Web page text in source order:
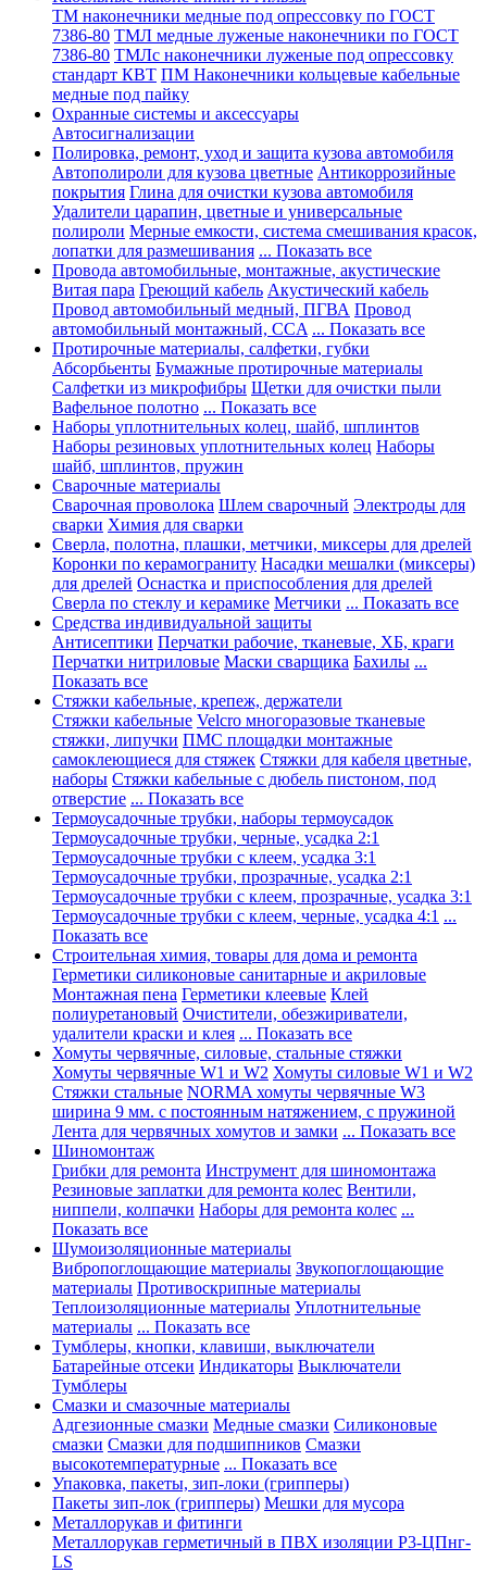
ТМ наконечники медные под опрессовку по ГОСТ
7386-80 ТМЛ медные луженые наконечники по ГОСТ
7386-80 ТМЛс наконечники луженые под опрессовку
стандарт КВТ ПМ Наконечники кольцевые кабельные
медные под пайку
Охранные системы и аксессуары
Автосигнализации
Полировка, ремонт, уход и защита кузова автомобиля
Автополироли для кузова цветные Антикоррозийные
покрытия Глина для очистки кузова автомобиля
Удалители царапин, цветные и универсальные
полироли Мерные емкости, система смешивания красок,
лопатки для размешивания ... Показать все
Провода автомобильные, монтажные, акустические
Витая пара Греющий кабель Акустический кабель
Провод автомобильный медный, ПГВА Провод
автомобильный монтажный, CCA ... Показать все
Протирочные материалы, салфетки, губки
Абсорбьенты Бумажные протирочные материалы
Салфетки из микрофибры Щетки для очистки пыли
Вафельное полотно ... Показать все
Наборы уплотнительных колец, шайб, шплинтов
Наборы резиновых уплотнительных колец Наборы
шайб, шплинтов, пружин
Сварочные материалы
Сварочная проволока Шлем сварочный Электроды для
сварки Химия для сварки
Сверла, полотна, плашки, метчики, миксеры для дрелей
Коронки по керамограниту Насадки мешалки (миксеры)
для дрелей Оснастка и приспособления для дрелей
Сверла по стеклу и керамике Метчики ... Показать все
Средства индивидуальной защиты
Антисептики Перчатки рабочие, тканевые, ХБ, краги
Перчатки нитриловые Маски сварщика Бахилы ...
Показать все
Стяжки кабельные, крепеж, держатели
Стяжки кабельные Velcro многоразовые тканевые
стяжки, липучки ПМС площадки монтажные
самоклеющиеся для стяжек Стяжки для кабеля цветные,
наборы Стяжки кабельные с дюбель пистоном, под
отверстие ... Показать все
Термоусадочные трубки, наборы термоусадок
Термоусадочные трубки, черные, усадка 2:1
Термоусадочные трубки с клеем, усадка 3:1
Термоусадочные трубки, прозрачные, усадка 2:1
Термоусадочные трубки с клеем, прозрачные, усадка 3:1
Термоусадочные трубки с клеем, черные, усадка 4:1 ...
Показать все
Строительная химия, товары для дома и ремонта
Герметики силиконовые санитарные и акриловые
Монтажная пена Герметики клеевые Клей
полиуретановый Очистители, обезжириватели,
удалители краски и клея ... Показать все
Хомуты червячные, силовые, стальные стяжки
Хомуты червячные W1 и W2 Хомуты силовые W1 и W2
Стяжки стальные NORMA хомуты червячные W3
ширина 9 мм. с постоянным натяжением, с пружиной
Лента для червячных хомутов и замки ... Показать все
Шиномонтаж
Грибки для ремонта Инструмент для шиномонтажа
Резиновые заплатки для ремонта колес Вентили,
ниппели, колпачки Наборы для ремонта колес ...
Показать все
Шумоизоляционные материалы
Вибропоглощающие материалы Звукопоглощающие
материалы Противоскрипные материалы
Теплоизоляционные материалы Уплотнительные
материалы ... Показать все
Тумблеры, кнопки, клавиши, выключатели
Батарейные отсеки Индикаторы Выключатели
Тумблеры
Смазки и смазочные материалы
Адгезионные смазки Медные смазки Силиконовые
смазки Смазки для подшипников Смазки
высокотемпературные ... Показать все
Упаковка, пакеты, зип-локи (грипперы)
Пакеты зип-лок (грипперы) Мешки для мусора
Металлорукав и фитинги
Металлорукав герметичный в ПВХ изоляции Р3-ЦПнг-
LS